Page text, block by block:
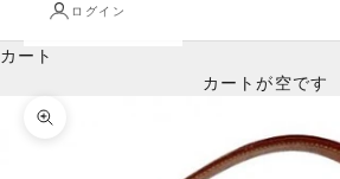
ログイン
カート
カートが空です
ズームイン